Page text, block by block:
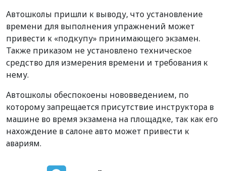
Автошколы пришли к выводу, что установление
времени для выполнения упражнений может
привести к «подкупу» принимающего экзамен.
Также приказом не установлено техническое
средство для измерения времени и требования к
нему.
Автошколы обеспокоены нововведением, по
которому запрещается присутствие инструктора в
машине во время экзамена на площадке, так как его
нахождение в салоне авто может привести к
авариям.